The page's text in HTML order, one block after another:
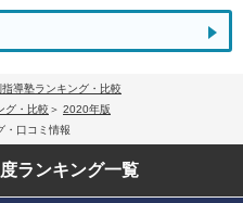
導塾ランキング・比較
グ・比較
2020年版
・口コミ情報
ランキング一覧